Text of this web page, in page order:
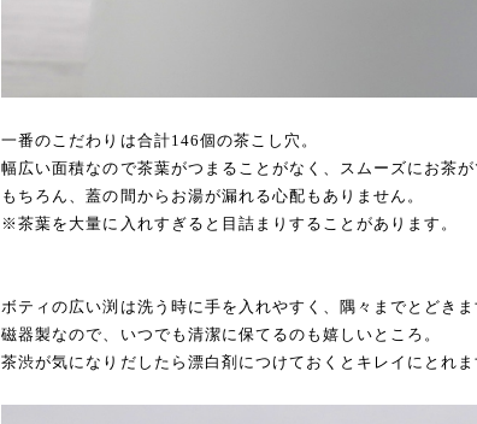
一番のこだわりは合計146個の茶こし穴。
幅広い面積なので茶葉がつまることがなく、スムーズにお茶が
もちろん、蓋の間からお湯が漏れる心配もありません。
※茶葉を大量に入れすぎると目詰まりすることがあります。
ボティの広い渕は洗う時に手を入れやすく、隅々までとどきま
磁器製なので、いつでも清潔に保てるのも嬉しいところ。
茶渋が気になりだしたら漂白剤につけておくとキレイにとれま